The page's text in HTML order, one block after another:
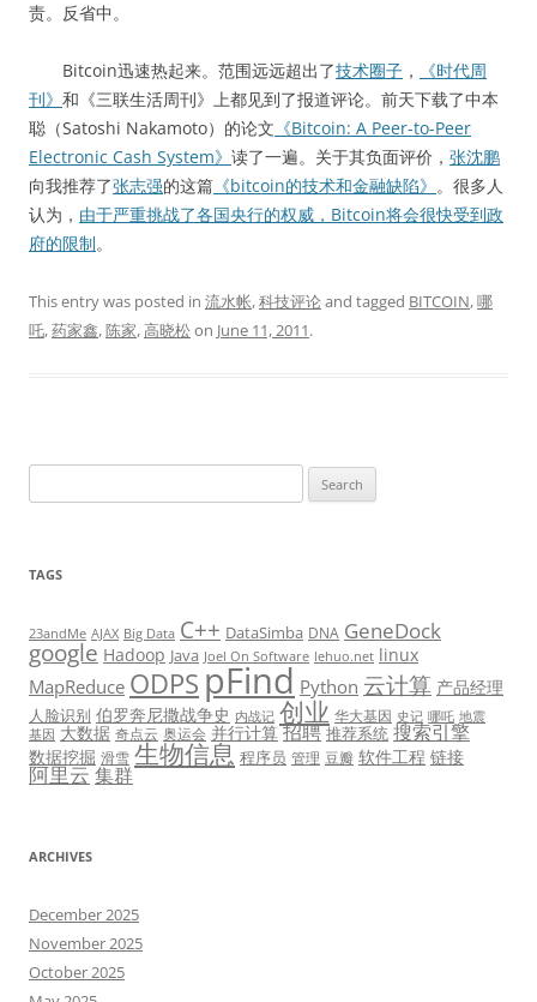
责。反省中。
Bitcoin迅速热起来。范围远远超出了技术圈子 ，
《时代周
刊》 和《三联生活周刊》上都见到了报道评论。前天下载了中本
聪（Satoshi Nakamoto）的论文 《Bitcoin: A Peer-to-Peer
Electronic Cash System》 读了一遍。关于其负面评价， 张沈鹏
向我推荐了张志强的这篇 《bitcoin的技术和金融缺陷》 。很多人
认为， 由于严重挑战了各国央行的权威，Bitcoin将会很快受到政
府的限制。
This entry was posted in 流水帐,科技评论and tagged BITCOIN,哪
吒,药家鑫,陈家,高晓松on June 11, 2011.
for:
TAGS
23andMe AJAX Big Data C++ DataSimba DNA GeneDock
google Hadoop Java Joel On Software lehuo.net linux
MapReduce ODPS pFind Python 云计算 产品经理
人脸识别 伯罗奔尼撒战争史 内战记 创业 华大基因 史记 哪吒 地震
基因 大数据 奇点云 奥运会 并行计算 招聘 推荐系统 搜索引擎
数据挖掘 滑雪 生物信息 程序员 管理 豆瓣 软件工程 链接
阿里云集群
ARCHIVES
December 2025
November 2025
October 2025